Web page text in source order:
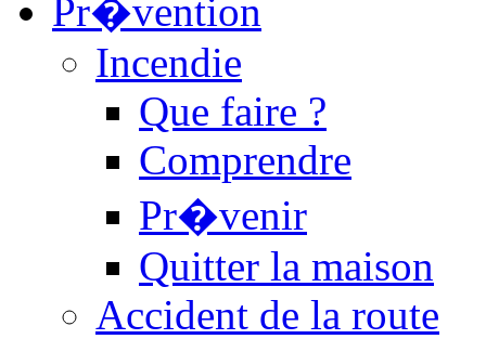
Pr�vention
Incendie
Que faire ?
Comprendre
Pr�venir
Quitter la maison
Accident de la route